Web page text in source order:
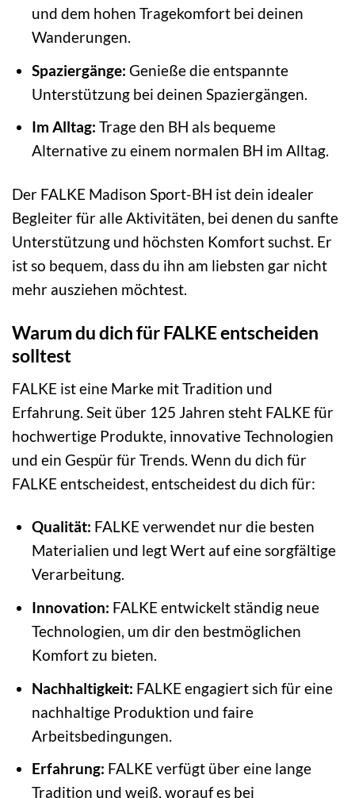
und dem hohen Tragekomfort bei deinen
Wanderungen.
Spaziergänge: Genieße die entspannte
Unterstützung bei deinen Spaziergängen.
Im Alltag: Trage den BH als bequeme
Alternative zu einem normalen BH im Alltag.
Der FALKE Madison Sport-BH ist dein idealer
Begleiter für alle Aktivitäten, bei denen du sanfte
Unterstützung und höchsten Komfort suchst. Er
ist so bequem, dass du ihn am liebsten gar nicht
mehr ausziehen möchtest.
Warum du dich für FALKE entscheiden
solltest
FALKE ist eine Marke mit Tradition und
Erfahrung. Seit über 125 Jahren steht FALKE für
hochwertige Produkte, innovative Technologien
und ein Gespür für Trends. Wenn du dich für
FALKE entscheidest, entscheidest du dich für:
Qualität: FALKE verwendet nur die besten
Materialien und legt Wert auf eine sorgfältige
Verarbeitung.
Innovation: FALKE entwickelt ständig neue
Technologien, um dir den bestmöglichen
Komfort zu bieten.
Nachhaltigkeit: FALKE engagiert sich für eine
nachhaltige Produktion und faire
Arbeitsbedingungen.
Erfahrung: FALKE verfügt über eine lange
Tradition und weiß, worauf es bei